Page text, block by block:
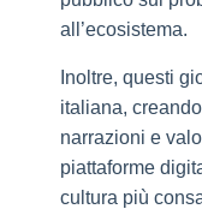
all’ecosistema.
Inoltre, questi
italiana,
narrazioni e
piattaforme
cultura più